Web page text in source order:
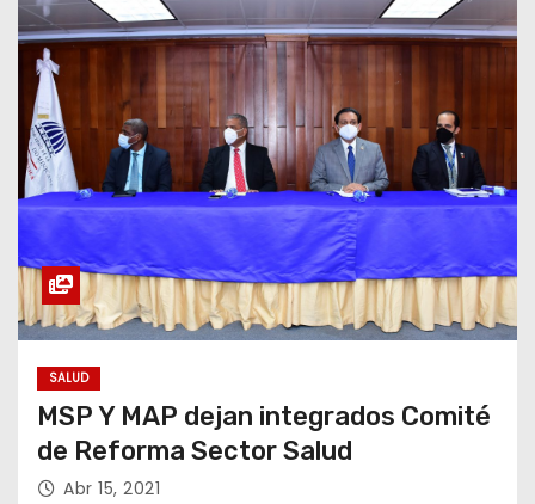
SALUD
MSP Y MAP dejan integrados Comité
de Reforma Sector Salud
Abr 15, 2021